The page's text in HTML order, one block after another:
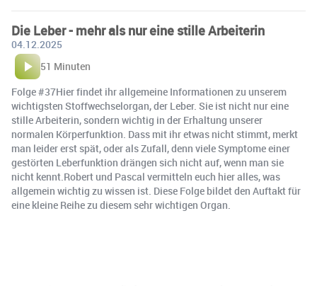
Die Leber - mehr als nur eine stille Arbeiterin
04.12.2025
51 Minuten
Folge #37Hier findet ihr allgemeine Informationen zu unserem
wichtigsten Stoffwechselorgan, der Leber. Sie ist nicht nur eine
stille Arbeiterin, sondern wichtig in der Erhaltung unserer
normalen Körperfunktion. Dass mit ihr etwas nicht stimmt, merkt
man leider erst spät, oder als Zufall, denn viele Symptome einer
gestörten Leberfunktion drängen sich nicht auf, wenn man sie
nicht kennt.Robert und Pascal vermitteln euch hier alles, was
allgemein wichtig zu wissen ist. Diese Folge bildet den Auftakt für
eine kleine Reihe zu diesem sehr wichtigen Organ.